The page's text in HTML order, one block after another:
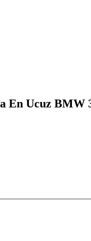
En Ucuz BMW